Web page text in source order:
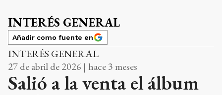
INTERÉS GENERAL
Añadir como fuente en
INTERÉS GENERAL
27 de abril de 2026 | hace 3 meses
Salió a la venta el álbum